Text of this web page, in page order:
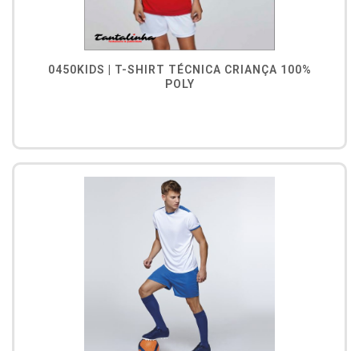
0450KIDS | T-SHIRT TÉCNICA CRIANÇA 100%
POLY